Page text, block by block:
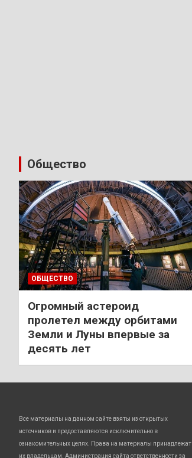
Общество
ОБЩЕСТВО
Огромный астероид
пролетел между орбитами
Земли и Луны впервые за
десять лет
Все материалы на данном сайте взяты из открытых
источников и предоставляются исключительно в
ознакомительных целях. Права на материалы принадлежат
их владельцам. Администрация сайта ответственности за